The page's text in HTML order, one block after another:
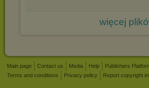
więcej
Main page Contact us Media Help
Publishers
Terms and conditions
Privacy policy Report copyright